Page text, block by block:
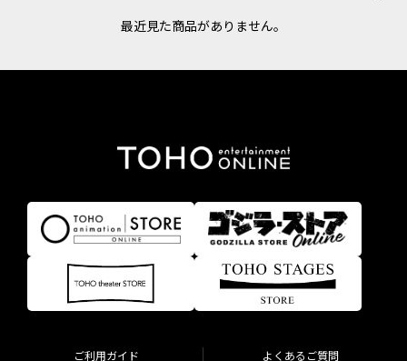
最近見た商品がありません。
ご利用ガイド よくあるご質問